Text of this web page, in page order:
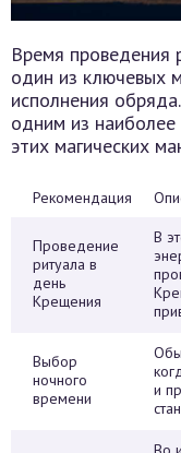
Время проведения
один из ключевых
исполнения
одним из
этих магических
Рекомендация
Проведение
ритуала в
день
Крещения
В
Выбор
ночного
времени
и